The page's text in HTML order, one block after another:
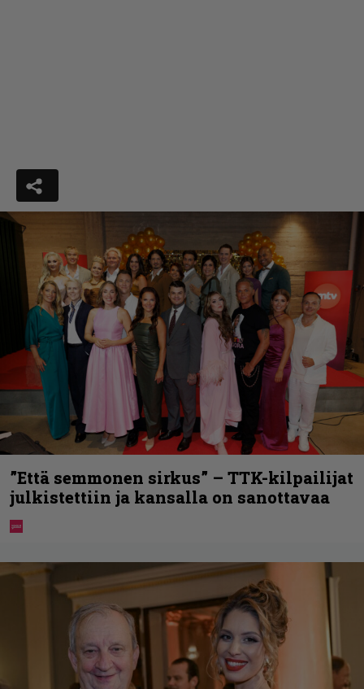
”Että semmonen sirkus” – TTK-kilpailijat
julkistettiin ja kansalla on sanottavaa